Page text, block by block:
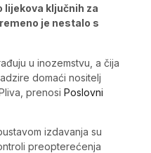
lijekova ključnih za
je nestalo s
u inozemstvu, a čija
domaći nositelj
prenosi Poslovni
izdavanja su
preopterećenja